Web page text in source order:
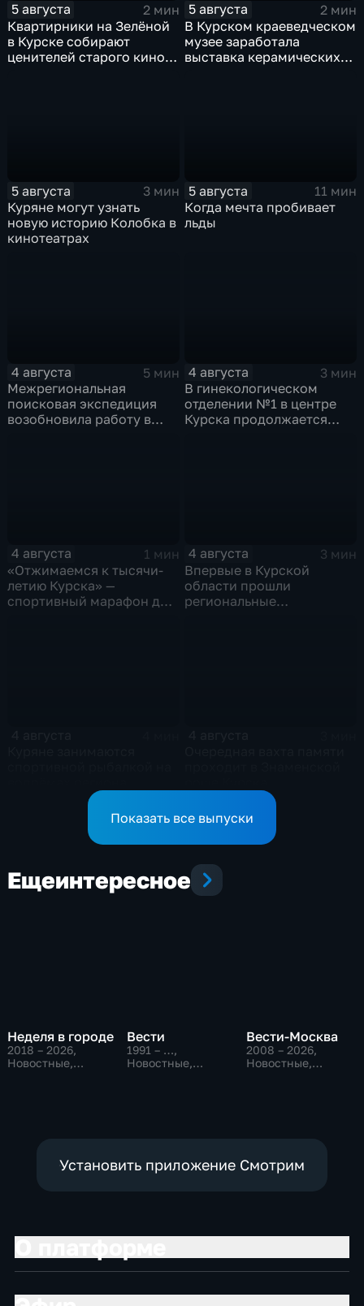
5 августа
2 мин
Квартирники на Зелёной
в Курске собирают
ценителей старого кино
5 августа
2 мин
В Курском краеведческом
музее заработала
выставка керамических
5 августа
3 мин
Куряне могут узнать
новую историю Колобка в
кинотеатрах
5 августа
11 мин
Когда мечта пробивает
льды
4 августа
5 мин
Межрегиональная
поисковая экспедиция
возобновила работу в
4 августа
3 мин
В гинекологическом
отделении №1 в центре
Курска продолжается
4 августа
1 мин
«Отжимаемся к тысячи-
летию Курска» —
спортивный марафон для
4 августа
3 мин
Впервые в Курской
области прошли
региональные
Показать все выпуски
Ещеинтересное
Неделя в городе
2018 – 2026,
Новостные,
Вести
1991 – …,
Новостные,
Вести-Москва
2008 – 2026,
Новостные,
Установить приложение Смотрим